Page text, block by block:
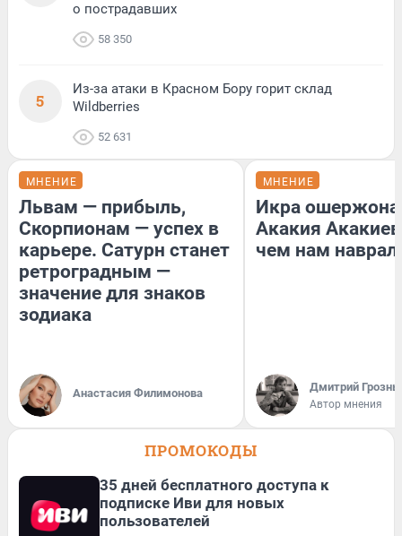
о пострадавших
58 350
5
Из-за атаки в Красном Бору горит склад
Wildberries
52 631
МНЕНИЕ
Львам — прибыль,
Скорпионам — успех в
карьере. Сатурн станет
ретроградным —
значение для знаков
зодиака
Анастасия Филимонова
МНЕНИЕ
Икра
Акакия
чем нам
Дмитрий
Автор мнения
ПРОМОКОДЫ
35 дней бесплатного доступа к
подписке Иви для новых
пользователей